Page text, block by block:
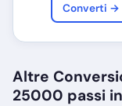
Converti →
Altre
25000 passi